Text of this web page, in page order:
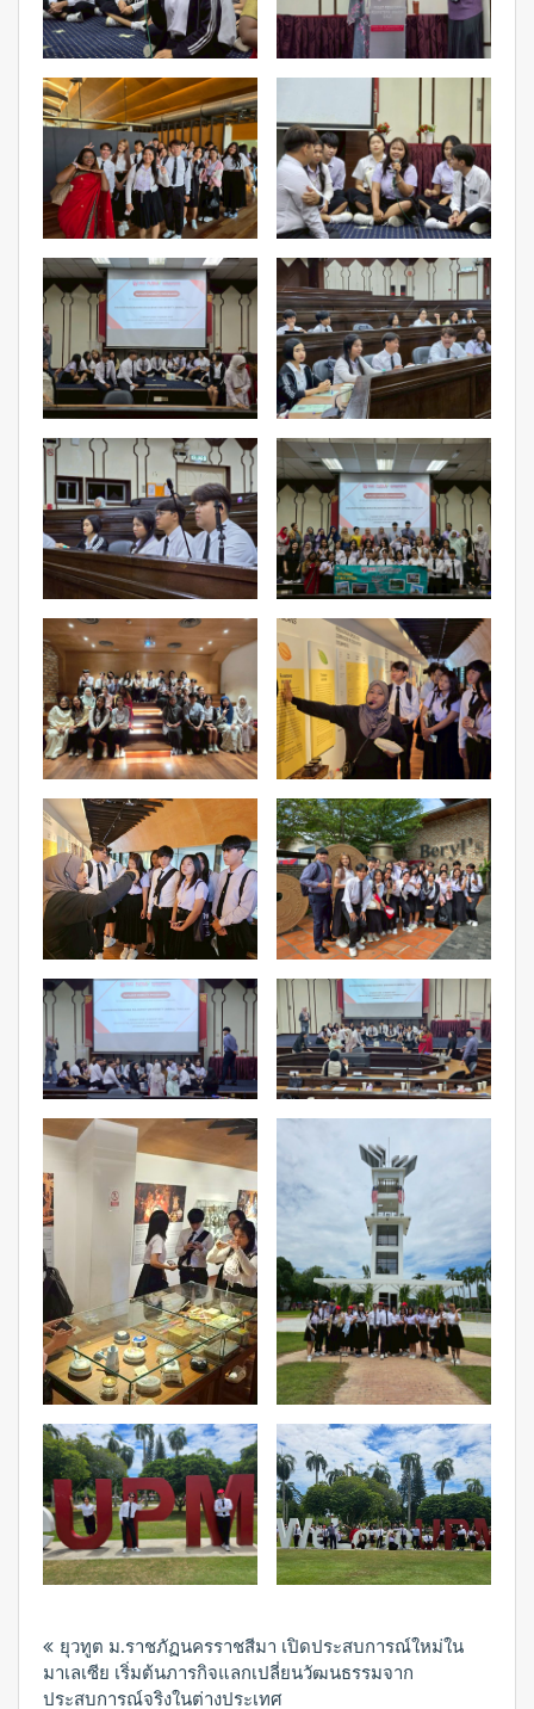
navigation
ยุวทูต ม.ราชภัฏนครราชสีมา เปิดประสบการณ์ใหม่ใน
มาเลเซีย เริ่มต้นภารกิจแลกเปลี่ยนวัฒนธรรมจาก
ประสบการณ์จริงในต่างประเทศ